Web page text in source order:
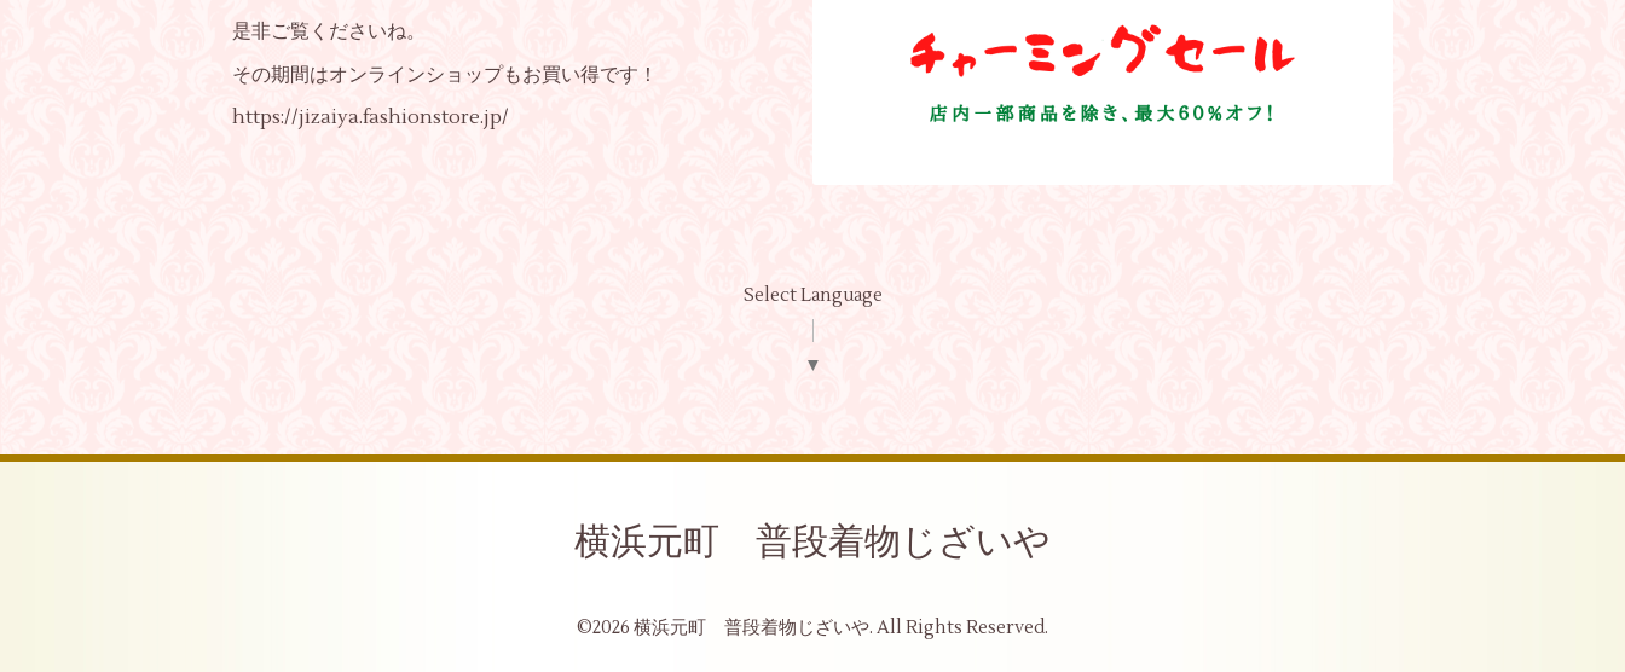
是非ご覧くださいね。
その期間はオンラインショップもお買い得です！
https://jizaiya.fashionstore.jp/
Select Language
▼
横浜元町 普段着物じざいや
©2026 横浜元町 普段着物じざいや. All Rights Reserved.